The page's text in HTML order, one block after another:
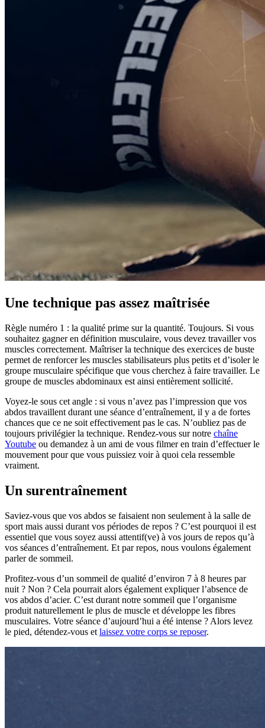
Une technique pas assez maîtrisée
Règle numéro 1 : la qualité prime sur la quantité. Toujours. Si vous
souhaitez gagner en définition musculaire, vous devez travailler vos
muscles correctement. Maîtriser la technique des exercices de buste
permet de renforcer les muscles stabilisateurs plus petits et d’isoler le
groupe musculaire spécifique que vous cherchez à faire travailler. Le
groupe de muscles abdominaux est ainsi entièrement sollicité.
Voyez-le sous cet angle : si vous n’avez pas l’impression que vos
abdos travaillent durant une séance d’entraînement, il y a de fortes
chances que ce ne soit effectivement pas le cas. N’oubliez pas de
toujours privilégier la technique. Rendez-vous sur notre chaîne
Youtube ou demandez à un ami de vous filmer en train d’effectuer le
mouvement pour que vous puissiez voir à quoi cela ressemble
vraiment.
Un surentraînement
Saviez-vous que vos abdos se faisaient non seulement à la salle de
sport mais aussi durant vos périodes de repos ? C’est pourquoi il est
essentiel que vous soyez aussi attentif(ve) à vos jours de repos qu’à
vos séances d’entraînement. Et par repos, nous voulons également
parler de sommeil.
Profitez-vous d’un sommeil de qualité d’environ 7 à 8 heures par
nuit ? Non ? Cela pourrait alors également expliquer l’absence de
vos abdos d’acier. C’est durant notre sommeil que l’organisme
produit naturellement le plus de muscle et développe les fibres
musculaires. Votre séance d’aujourd’hui a été intense ? Alors levez
le pied, détendez-vous et laissez votre corps se reposer.